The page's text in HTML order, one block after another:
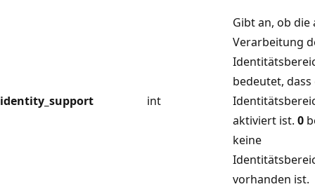
identity_support int
Gibt an, ob
Verarbeitung
bedeutet, dass
aktiviert ist. 0
keine
vorhanden ist.